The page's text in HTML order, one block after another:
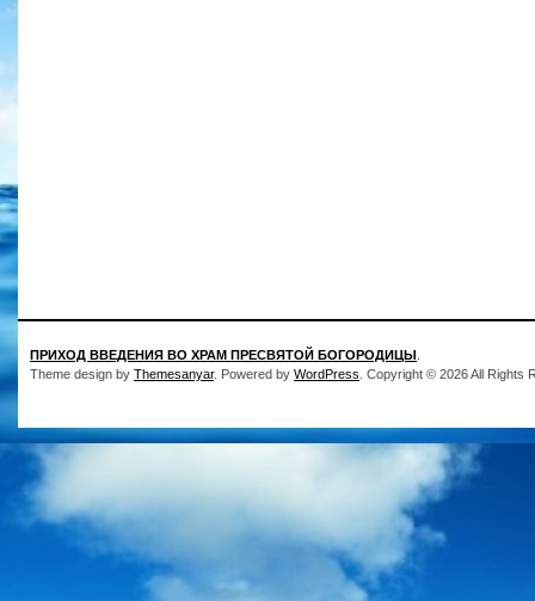
ПРИХОД ВВЕДЕНИЯ ВО ХРАМ ПРЕСВЯТОЙ БОГОРОДИЦЫ
Theme design by Themesanyar. Powered by WordPress . Copyright © 2026 All Rights